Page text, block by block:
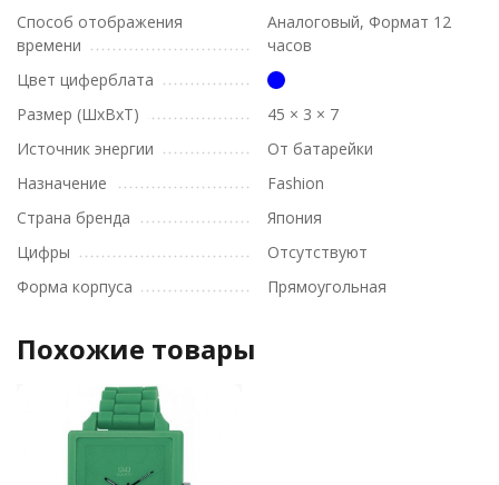
Способ отображения
времени
Аналоговый, Формат 12
часов
Цвет циферблата
Размер (ШхВхТ)
45 × 3 × 7
Источник энергии
От батарейки
Назначение
Fashion
Страна бренда
Япония
Цифры
Отсутствуют
Форма корпуса
Прямоугольная
Похожие товары